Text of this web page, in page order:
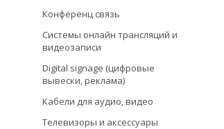
Конференц связь
Системы онлайн трансляций и
видеозаписи
Digital signage (цифровые
вывески, реклама)
Кабели для аудио, видео
Телевизоры и аксессуары